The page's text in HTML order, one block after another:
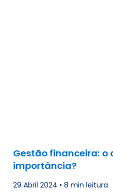
Gestão financeira: o
importância?
29 Abril 2024 • 8 min leitura